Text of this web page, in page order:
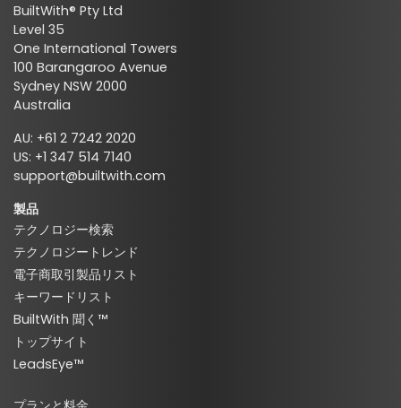
BuiltWith® Pty Ltd
Level 35
One International Towers
100 Barangaroo Avenue
Sydney NSW 2000
Australia
AU: +61 2 7242 2020
US: +1 347 514 7140
support@builtwith.com
製品
テクノロジー検索
テクノロジートレンド
電子商取引製品リスト
キーワードリスト
BuiltWith 聞く™
トップサイト
LeadsEye™